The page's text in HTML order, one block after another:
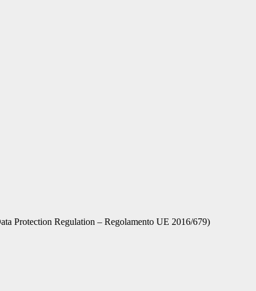
Protection Regulation – Regolamento UE 2016/679)